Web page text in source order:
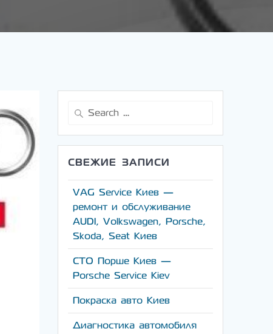
Search
СВЕЖИЕ ЗАПИСИ
VAG Service Киев —
ремонт и обслуживание
AUDI, Volkswagen, Porsche,
Skoda, Seat Киев
СТО Порше Киев —
Porsche Service Kiev
Покраска авто Киев
Диагностика автомобиля